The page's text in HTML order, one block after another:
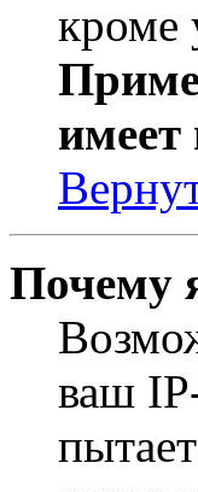
кроме
Почему
ваш